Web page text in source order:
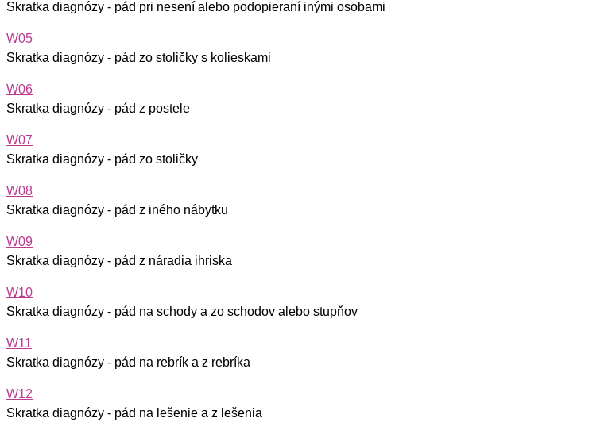
Skratka diagnózy - pád pri nesení alebo podopieraní inými osobami
W05
Skratka diagnózy - pád zo stoličky s kolieskami
W06
Skratka diagnózy - pád z postele
W07
Skratka diagnózy - pád zo stoličky
W08
Skratka diagnózy - pád z iného nábytku
W09
Skratka diagnózy - pád z náradia ihriska
W10
Skratka diagnózy - pád na schody a zo schodov alebo stupňov
W11
Skratka diagnózy - pád na rebrík a z rebríka
W12
Skratka diagnózy - pád na lešenie a z lešenia